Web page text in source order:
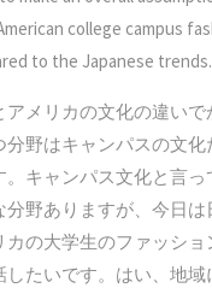
college campus
to the Japanese trends.
アメリカの文化の違いで
分野はキャンパスの文化
。キャンパス文化と言っ
分野ありますが、今日は
カの大学生のファッショ
したいです。はい、地域